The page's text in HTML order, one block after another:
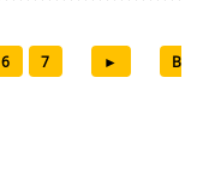
6 7 ► В